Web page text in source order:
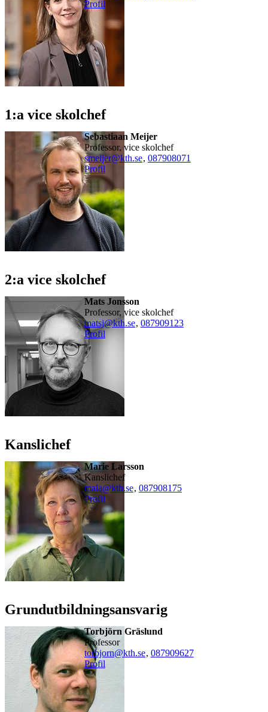
Profil
1:a vice skolchef
Sebastiaan Meijer
professor, vice skolchef
smeijer@kth.se, 087908071
Profil
2:a vice skolchef
Mats Jonsson
professor, vice skolchef
matsj@kth.se, 087909123
Profil
Kanslichef
Marie Larsson
kanslichef
mala@kth.se, 087908175
Profil
Grundutbildningsansvarig
Torbjörn Gräslund
professor
torbjorn@kth.se, 087909627
Profil